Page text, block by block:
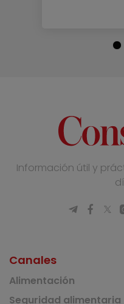
Información útil y
Canales
Alimentación
Seguridad alimentaria